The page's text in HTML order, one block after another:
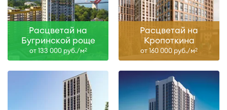
Расцветай на
Бугринской роще
от 133 000 руб./м2
Расцветай на
Кропоткина
от 160 000 руб./м2